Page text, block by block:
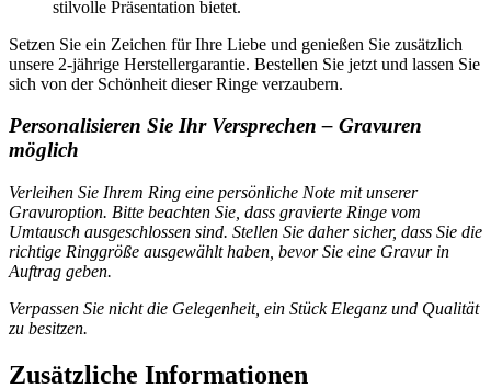
stilvolle Präsentation bietet.
Setzen Sie ein Zeichen für Ihre Liebe und genießen Sie zusätzlich
unsere 2-jährige Herstellergarantie. Bestellen Sie jetzt und lassen Sie
sich von der Schönheit dieser Ringe verzaubern.
Personalisieren Sie Ihr Versprechen – Gravuren
möglich
Verleihen Sie Ihrem Ring eine persönliche Note mit unserer
Gravuroption. Bitte beachten Sie, dass gravierte Ringe vom
Umtausch ausgeschlossen sind. Stellen Sie daher sicher, dass Sie die
richtige Ringgröße ausgewählt haben, bevor Sie eine Gravur in
Auftrag geben.
Verpassen Sie nicht die Gelegenheit, ein Stück Eleganz und Qualität
zu besitzen.
Zusätzliche Informationen